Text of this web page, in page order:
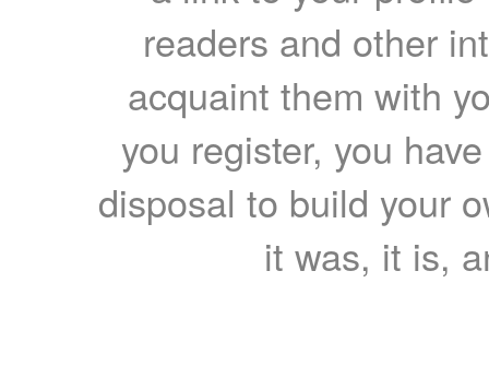
readers and other
acquaint them with
you register, you
disposal to build your
it was, it is,